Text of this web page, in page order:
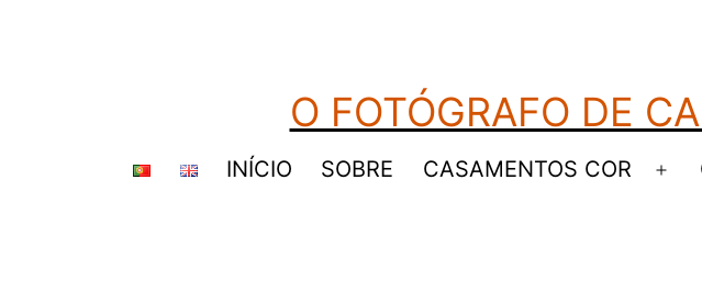
O FOTÓGRAFO DE
INÍCIO SOBRE CASAMENTOS COR